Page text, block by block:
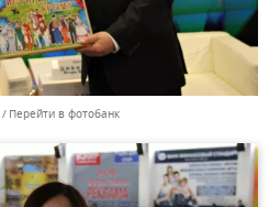
Перейти в фотобанк